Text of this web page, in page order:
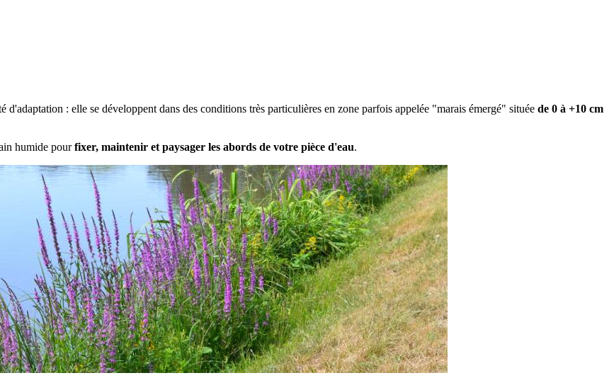
d'adaptation : elle se développent dans des conditions très particulières en zone parfois appelée "marais émergé" située de 0 à +10 cm
humide pourfixer, maintenir et paysager les abords de votre pièce d'eau.